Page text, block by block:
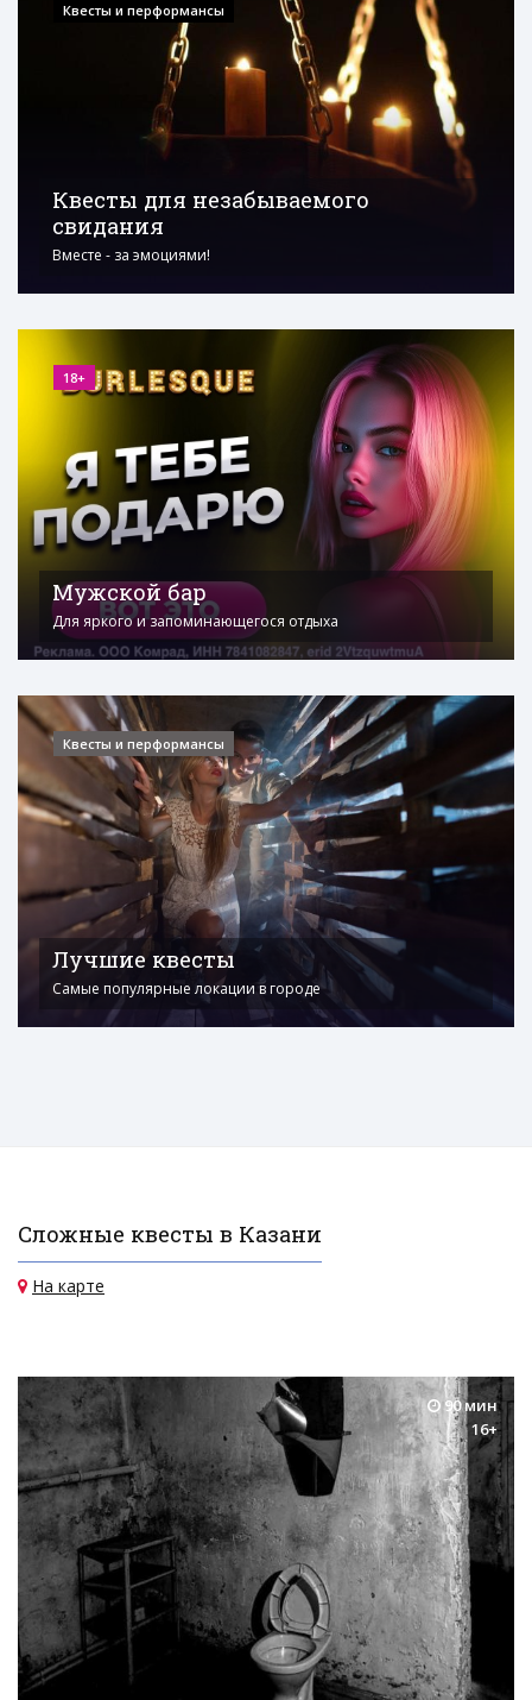
Квесты и перформансы
Квесты для незабываемого
свидания
Вместе - за эмоциями!
18+
Мужской бар
Для яркого и запоминающегося отдыха
Квесты и перформансы
Лучшие квесты
Самые популярные локации в городе
Сложные квесты в Казани
На карте
90 мин
16+